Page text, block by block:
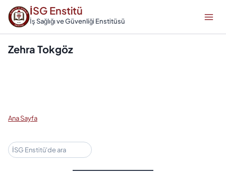
Skip
content
İSG Enstitü
İş Sağlığı ve Güvenliği Enstitüsü
Zehra Tokgöz
Ana Sayfa
Ara